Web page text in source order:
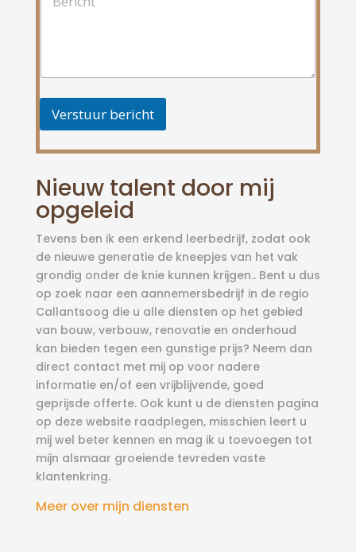
t
*
Verstuur bericht
Nieuw talent door mij
opgeleid
Tevens ben ik een erkend leerbedrijf, zodat ook
de nieuwe generatie de kneepjes van het vak
grondig onder de knie kunnen krijgen.. Bent u dus
op zoek naar een aannemersbedrijf in de regio
Callantsoog die u alle diensten op het gebied
van bouw, verbouw, renovatie en onderhoud
kan bieden tegen een gunstige prijs? Neem dan
direct contact met mij op voor nadere
informatie en/of een vrijblijvende, goed
geprijsde offerte. Ook kunt u de diensten pagina
op deze website raadplegen, misschien leert u
mij wel beter kennen en mag ik u toevoegen tot
mijn alsmaar groeiende tevreden vaste
klantenkring.
Meer over mijn diensten